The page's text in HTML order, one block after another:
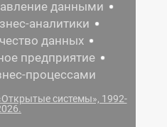
данными
аналитики
данных
предприятие
процессами
системы», 1992-